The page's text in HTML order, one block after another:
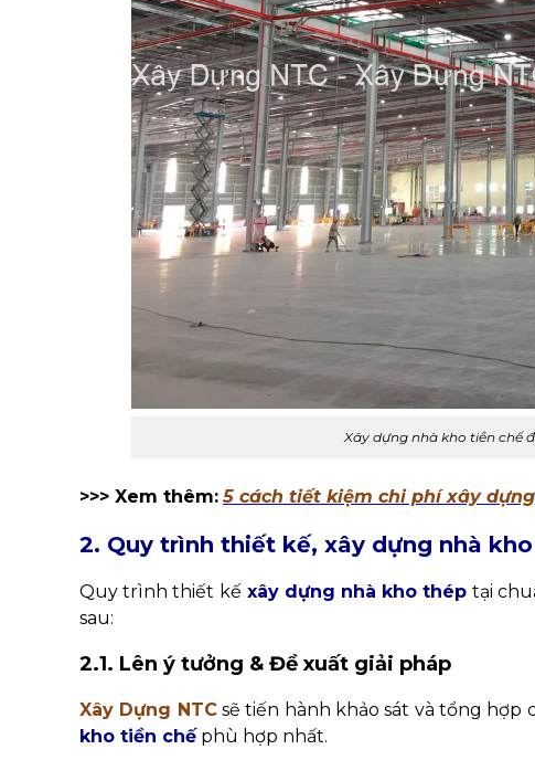
Xây dựng nhà kho tiền chế
>>> Xem thêm: 5 cách tiết kiệm chi phí xây
2. Quy trình thiết kế, xây dựng nhà
Quy trình thiết kế xây dựng nhà khothép tại
sau:
2.1. Lên ý tưởng & Đề xuất giải pháp
Xây Dựng NTCsẽ tiến hành khảo sát và tổng hợp
kho tiền chếphù hợp nhất.